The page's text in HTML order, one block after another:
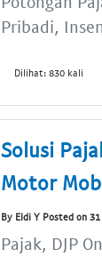
Pribadi,
Dilihat: 830 kali
Solusi
Motor
By Eldi Y Posted on 31
Pajak, DJP